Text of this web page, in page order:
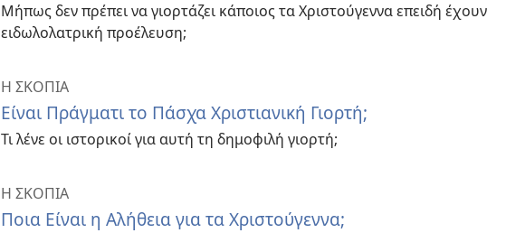
Μήπως δεν πρέπει να γιορτάζει κάποιος τα Χριστούγεννα επειδή έχουν
ειδωλολατρική προέλευση;
Η ΣΚΟΠΙΑ
Είναι Πράγματι το Πάσχα Χριστιανική Γιορτή;
Τι λένε οι ιστορικοί για αυτή τη δημοφιλή γιορτή;
Η ΣΚΟΠΙΑ
Ποια Είναι η Αλήθεια για τα Χριστούγεννα;